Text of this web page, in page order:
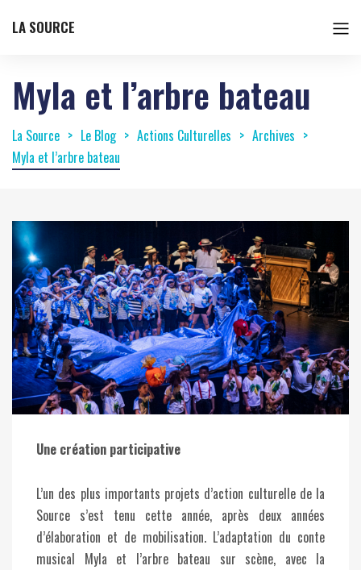
LA SOURCE
Myla et l’arbre bateau
La Source Le Blog Actions Culturelles
Archives
Myla et l’arbre bateau
Une création participative
L’un des plus importants projets d’action culturelle de la
Source s’est tenu cette année, après deux années
d’élaboration et de mobilisation. L’adaptation du conte
musical Myla et l’arbre bateau sur scène, avec la